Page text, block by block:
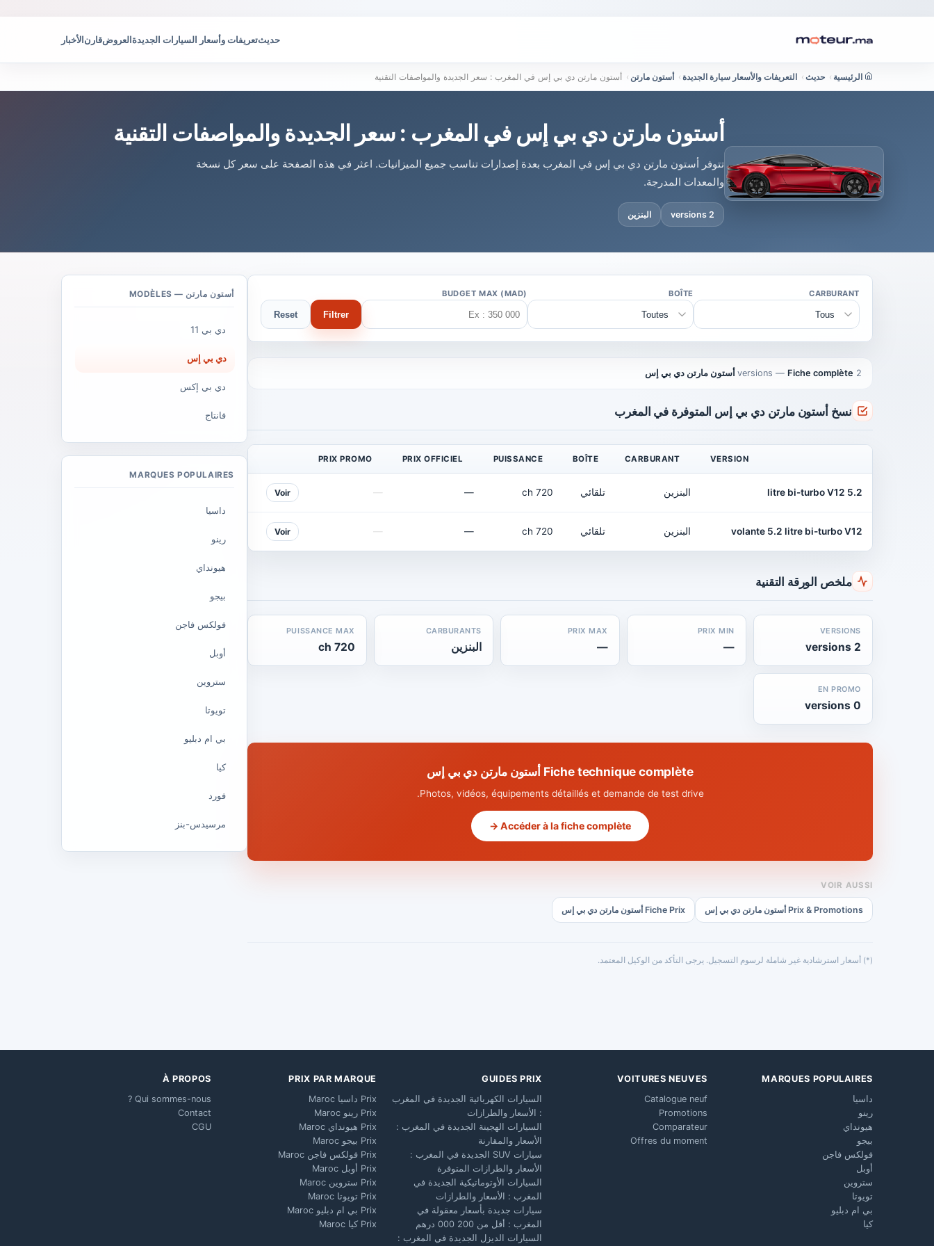
حديثتعريفات وأسعار السيارات الجديدةالعروضقارنالأخبار
الرئيسية › حديث › التعريفات والأسعار سيارة الجديدة › أستون مارتن › أستون مارتن دي بي إس في المغرب : سعر الجديدة والمواصفات التقنية
أستون مارتن دي بي إس في المغرب : سعر الجديدة والمواصفات التقنية
تتوفر أستون مارتن دي بي إس في المغرب بعدة إصدارات تناسب جميع الميزانيات. اعثر في هذه الصفحة على سعر كل نسخة
والمعدات المدرجة.
2 versions البنزين
CARBURANT
BOÎTE
BUDGET MAX (MAD)
Filtrer
Reset
2 versions
— Fiche complète أستون مارتن دي بي إس
نسخ أستون مارتن دي بي إس المتوفرة في المغرب
VERSION
CARBURANT
BOÎTE
PUISSANCE
PRIX OFFICIEL
PRIX PROMO
5.2 litre bi-turbo V12 البنزين تلقائي 720 ch
—
—
Voir
volante 5.2 litre bi-turbo V12 البنزين تلقائي 720 ch
—
—
Voir
ملخص الورقة التقنية
VERSIONS
2 versions
PRIX MIN
—
PRIX MAX
—
CARBURANTS
البنزين
PUISSANCE MAX
720 ch
EN PROMO
0 versions
Fiche technique complète أستون مارتن دي بي إس
Photos, vidéos, équipements détaillés et demande de test drive.
Accéder à la fiche complète →
VOIR AUSSI
Prix & Promotions أستون مارتن دي بي إس Fiche Prix أستون مارتن دي بي إس
(*) أسعار استرشادية غير شاملة لرسوم التسجيل. يرجى التأكد من الوكيل المعتمد.
أستون مارتن — MODÈLES
دي بي 11
دي بي إس
دي بي إكس
فانتاج
MARQUES POPULAIRES
داسيا
رينو
هيونداي
بيجو
فولكس فاجن
أوبل
ستروين
تويوتا
بي ام دبليو
كيا
فورد
مرسيدس-بنز
MARQUES POPULAIRES
داسيا
رينو
هيونداي
بيجو
فولكس فاجن
أوبل
ستروين
تويوتا
بي ام دبليو
كيا
VOITURES NEUVES
Catalogue neuf
Promotions
Comparateur
Offres du moment
GUIDES PRIX
السيارات الكهربائية الجديدة في المغرب
: الأسعار والطرازات
السيارات الهجينة الجديدة في المغرب :
الأسعار والمقارنة
سيارات SUV الجديدة في المغرب :
الأسعار والطرازات المتوفرة
السيارات الأوتوماتيكية الجديدة في
المغرب : الأسعار والطرازات
سيارات جديدة بأسعار معقولة في
المغرب : أقل من 200 000 درهم
السيارات الديزل الجديدة في المغرب :
PRIX PAR MARQUE
Prix داسيا Maroc
Prix رينو Maroc
Prix هيونداي Maroc
Prix بيجو Maroc
Prix فولكس فاجن Maroc
Prix أوبل Maroc
Prix ستروين Maroc
Prix تويوتا Maroc
Prix بي ام دبليو Maroc
Prix كيا Maroc
À PROPOS
Qui sommes-nous ?
Contact
CGU